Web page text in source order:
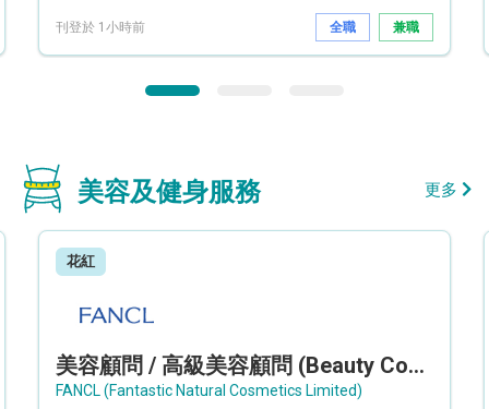
刊登於 1小時前 全職 兼職
美容及健身服務 更多
花紅
美容顧問 / 高級美容顧問 (Beauty Consultant / Senior Beauty Consultant)
FANCL (Fantastic Natural Cosmetics Limited)